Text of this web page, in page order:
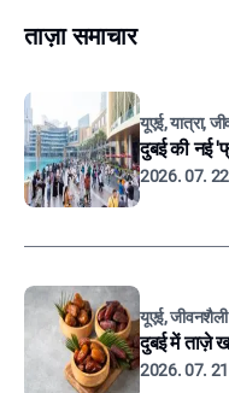
ताज़ा समाचार
यूएई, यात्रा,
दुबई की नई
2026. 07. 22
यूएई, जीवनशैली
दुबई में ताज़े
2026. 07. 21